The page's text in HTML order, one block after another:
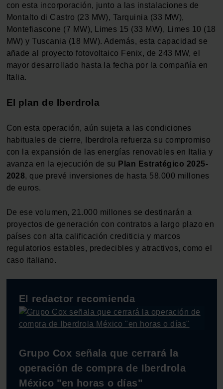
con esta incorporación, junto a las instalaciones de
Montalto di Castro (23 MW), Tarquinia (33 MW),
Montefiascone (7 MW), Limes 15 (33 MW), Limes 10 (18
MW) y Tuscania (18 MW). Además, esta capacidad se
añade al proyecto fotovoltaico Fenix, de 243 MW, el
mayor desarrollado hasta la fecha por la compañía en
Italia.
El plan de Iberdrola
Con esta operación, aún sujeta a las condiciones
habituales de cierre, Iberdrola refuerza su compromiso
con la expansión de las energías renovables en Italia y
avanza en la ejecución de su Plan Estratégico 2025-
2028, que prevé inversiones de hasta 58.000 millones
de euros.
De ese volumen, 21.000 millones se destinarán a
proyectos de generación con contratos a largo plazo en
países con alta calificación crediticia y marcos
regulatorios estables, predecibles y atractivos, como el
caso italiano.
El redactor recomienda
Grupo Cox señala que cerrará la
operación de compra de Iberdrola
México "en horas o días"